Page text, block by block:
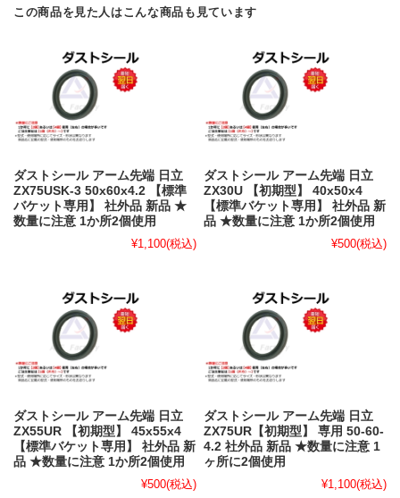
この商品を見た人はこんな商品も見ています
ダストシール アーム先端 日立
ZX75USK-3 50x60x4.2 【標準
バケット専用】 社外品 新品 ★
数量に注意 1か所2個使用
¥1,100(税込)
ダストシール アーム先端 日立
ZX30U 【初期型】 40x50x4
【標準バケット専用】 社外品 新
品 ★数量に注意 1か所2個使用
¥500(税込)
ダストシール アーム先端 日立
ZX55UR 【初期型】 45x55x4
【標準バケット専用】 社外品 新
品 ★数量に注意 1か所2個使用
¥500(税込)
ダストシール アーム先端 日立
ZX75UR【初期型】 専用 50-60-
4.2 社外品 新品 ★数量に注意 1
ヶ所に2個使用
¥1,100(税込)